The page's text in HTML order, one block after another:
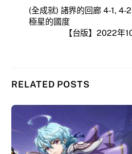
(全成就) 諸界的回廊 4-1, 4-
極星的國度
【台版】2022年
RELATED POSTS